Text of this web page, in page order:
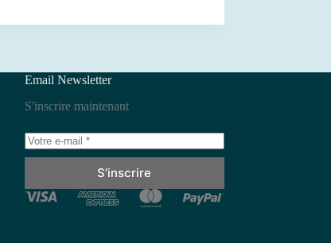
Email Newsletter
S'inscrire maintenant
S’inscrire